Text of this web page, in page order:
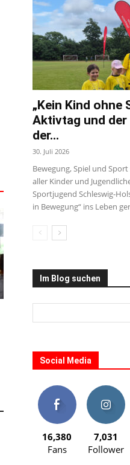
„Kein Kind ohne
Aktivtag und der
der...
30. Juli 2026
Bewegung, Spiel und
aller Kinder und
Sportjugend Schleswig-
in Bewegung“ ins Leben
Im Blog suchen
Social Media
16,380
Fans
7,031
Follower